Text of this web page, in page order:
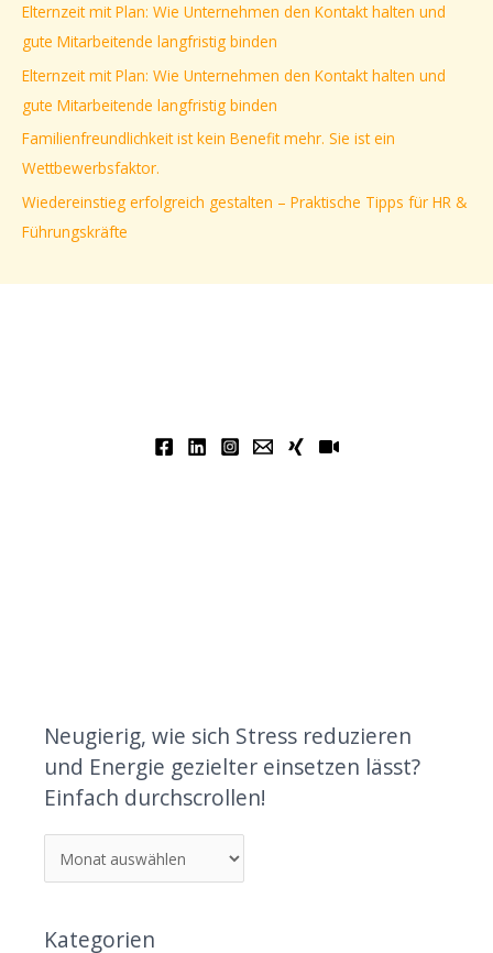
n
a
c
h
:
Elternzeit mit Plan: Wie Unternehmen den Kontakt halten und
gute Mitarbeitende langfristig binden
Elternzeit mit Plan: Wie Unternehmen den Kontakt halten und
gute Mitarbeitende langfristig binden
Familienfreundlichkeit ist kein Benefit mehr. Sie ist ein
Wettbewerbsfaktor.
Wiedereinstieg erfolgreich gestalten – Praktische Tipps für HR &
Führungskräfte
Neugierig, wie sich Stress reduzieren
und Energie gezielter einsetzen lässt?
Einfach durchscrollen!
Kategorien